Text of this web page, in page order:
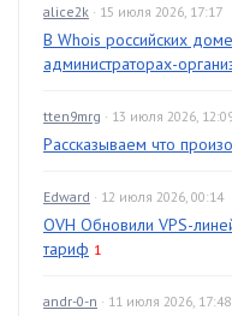
alice2k · 15 июля 2026, 17:17
В Whois российских
администраторах-
tten9mrg · 13 июля 2026,
Рассказываем что
Edward · 12 июля 2026, 00:14
OVH Обновили VPS-
тариф 1
andr-0-n · 11 июля 2026, 17:48